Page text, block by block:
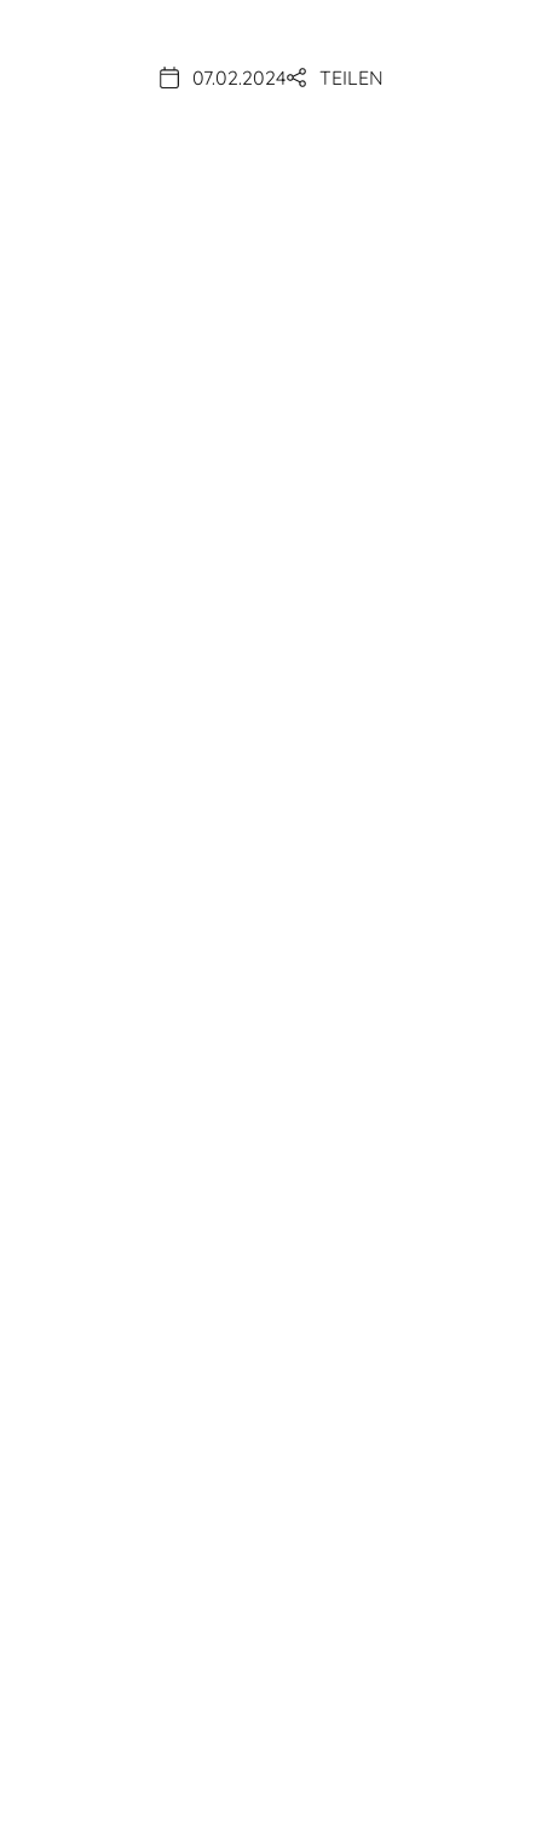
07.02.2024 TEILEN